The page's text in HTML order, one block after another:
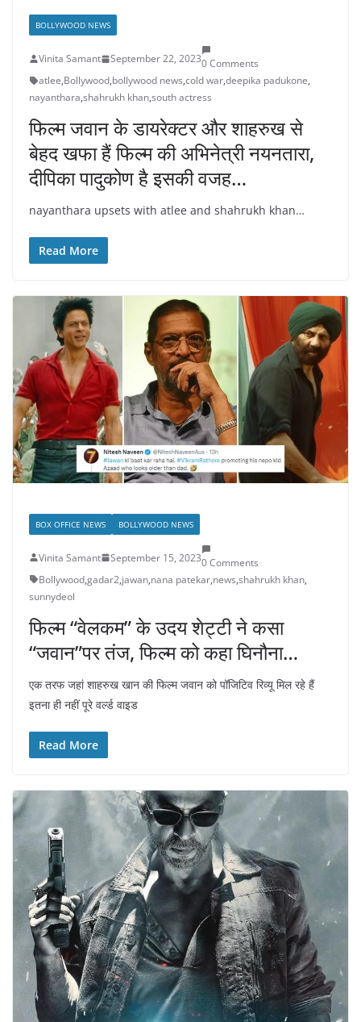
BOLLYWOOD NEWS
Vinita Samant September 22, 20230 Comments
atlee,Bollywood,bollywood news,cold war,deepika padukone,
nayanthara,shahrukh khan,south actress
फिल्म जवान के डायरेक्टर और शाहरुख से
बेहद खफा हैं फिल्म की अभिनेत्री नयनतारा,
दीपिका पादुकोण है इसकी वजह…
nayanthara upsets with atlee and shahrukh khan…
Read More
BOX OFFICE NEWS BOLLYWOOD NEWS
Vinita Samant September 15, 20230 Comments
Bollywood,gadar2,jawan,nana patekar,news,shahrukh khan,
sunnydeol
फिल्म “वेलकम” के उदय शेट्टी ने कसा
“जवान”पर तंज, फिल्म को कहा घिनौना…
एक तरफ जहां शाहरुख खान की फिल्म जवान को पॉजिटिव रिव्यू मिल रहे हैं
इतना ही नहीं पूरे वर्ल्ड वाइड
Read More